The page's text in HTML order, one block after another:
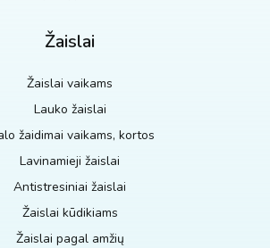
Žaislai
Žaislai vaikams
Lauko žaislai
žaidimai vaikams, kortos
Lavinamieji žaislai
Antistresiniai žaislai
Žaislai kūdikiams
Žaislai pagal amžių